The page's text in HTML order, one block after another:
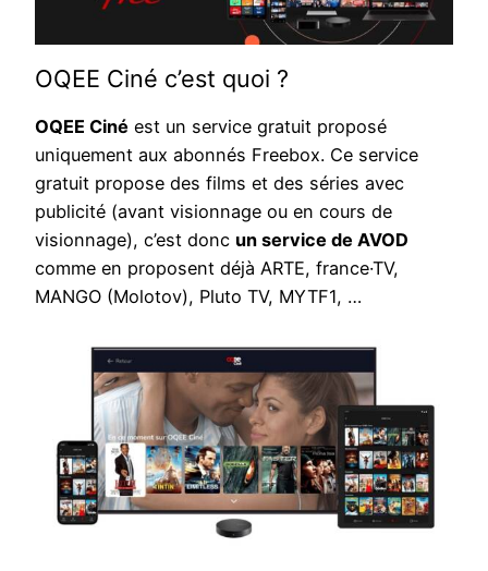
OQEE Ciné c’est quoi ?
OQEE Ciné est un service gratuit proposé
uniquement aux abonnés Freebox. Ce service
gratuit propose des films et des séries avec
publicité (avant visionnage ou en cours de
visionnage), c’est donc un service de AVOD
comme en proposent déjà ARTE, france·TV,
MANGO (Molotov), Pluto TV, MYTF1, …